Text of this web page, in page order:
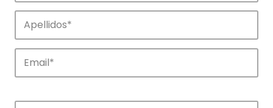
Empresas
Descubre las empresas que impulsan la
innovación en los parques de APTE.